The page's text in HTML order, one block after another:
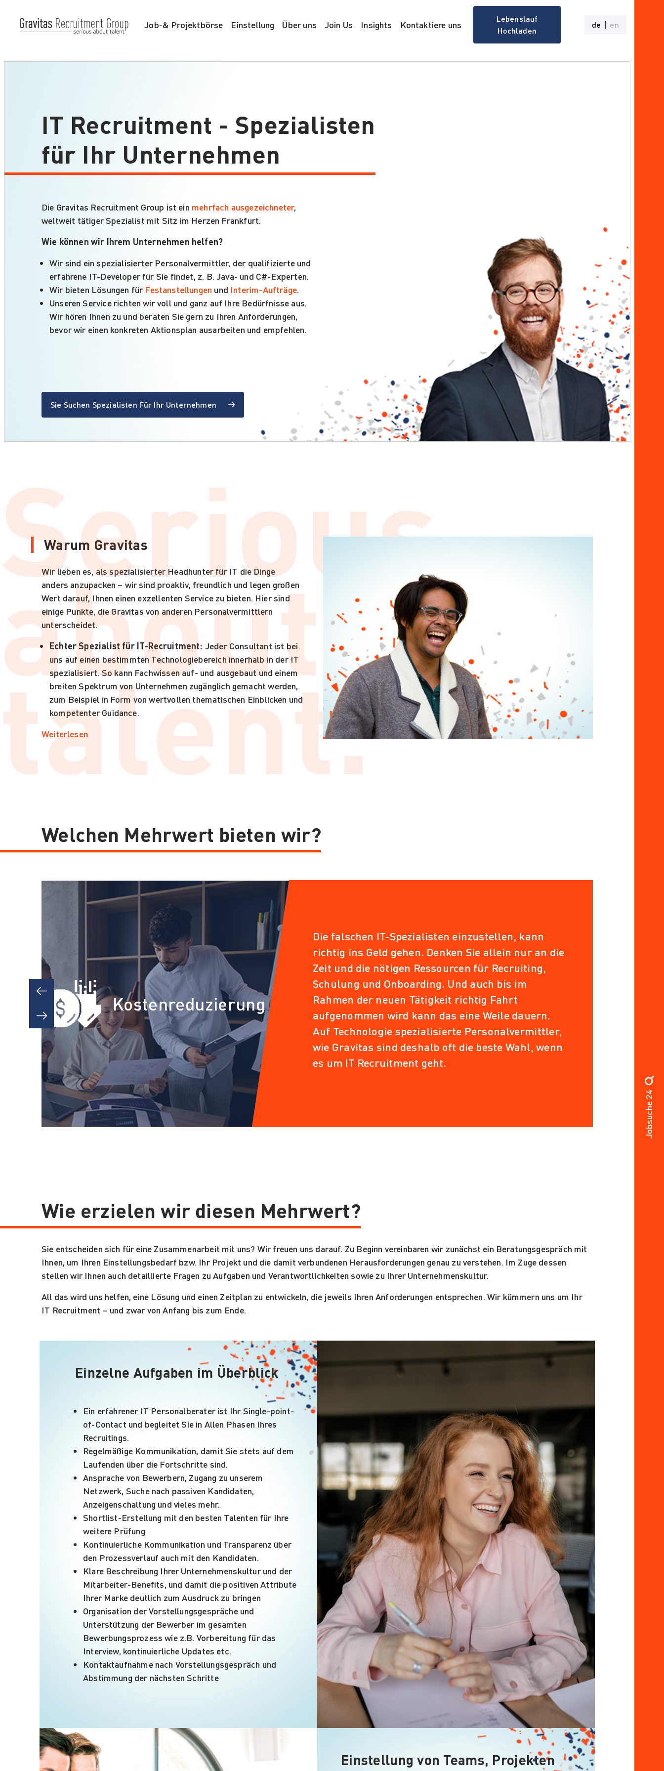
Job-& Projektbörse Einstellung Über uns Join Us Insights Kontaktiere uns
Lebenslauf
Hochladen
de en
IT Recruitment - Spezialisten
für Ihr Unternehmen
Die Gravitas Recruitment Group ist ein mehrfach ausgezeichneter,
weltweit tätiger Spezialist mit Sitz im Herzen Frankfurt.
Wie können wir Ihrem Unternehmen helfen?
Wir sind ein spezialisierter Personalvermittler, der qualifizierte und
erfahrene IT-Developer für Sie findet, z. B. Java- und C#-Experten.
Wir bieten Lösungen für Festanstellungen und Interim-Aufträge.
Unseren Service richten wir voll und ganz auf Ihre Bedürfnisse aus.
Wir hören Ihnen zu und beraten Sie gern zu Ihren Anforderungen,
bevor wir einen konkreten Aktionsplan ausarbeiten und empfehlen.
Sie Suchen Spezialisten Für Ihr Unternehmen
Serious
about
talent.
Warum Gravitas
Wir lieben es, als spezialisierter Headhunter für IT die Dinge
anders anzupacken – wir sind proaktiv, freundlich und legen großen
Wert darauf, Ihnen einen exzellenten Service zu bieten. Hier sind
einige Punkte, die Gravitas von anderen Personalvermittlern
unterscheidet.
Echter Spezialist für IT-Recruitment: Jeder Consultant ist bei
uns auf einen bestimmten Technologiebereich innerhalb in der IT
spezialisiert. So kann Fachwissen auf- und ausgebaut und einem
breiten Spektrum von Unternehmen zugänglich gemacht werden,
zum Beispiel in Form von wertvollen thematischen Einblicken und
kompetenter Guidance.
Weiterlesen
Welchen Mehrwert bieten wir?
Kostenreduzierung
Die falschen IT-Spezialisten einzustellen, kann
richtig ins Geld gehen. Denken Sie allein nur an die
Zeit und die nötigen Ressourcen für Recruiting,
Schulung und Onboarding. Und auch bis im
Rahmen der neuen Tätigkeit richtig Fahrt
aufgenommen wird kann das eine Weile dauern.
Auf Technologie spezialisierte Personalvermittler,
wie Gravitas sind deshalb oft die beste Wahl, wenn
es um IT Recruitment geht.
Previous
Next
Wie erzielen wir diesen Mehrwert?
Sie entscheiden sich für eine Zusammenarbeit mit uns? Wir freuen uns darauf. Zu Beginn vereinbaren wir zunächst ein Beratungsgespräch mit
Ihnen, um Ihren Einstellungsbedarf bzw. Ihr Projekt und die damit verbundenen Herausforderungen genau zu verstehen. Im Zuge dessen
stellen wir Ihnen auch detaillierte Fragen zu Aufgaben und Verantwortlichkeiten sowie zu Ihrer Unternehmenskultur.
All das wird uns helfen, eine Lösung und einen Zeitplan zu entwickeln, die jeweils Ihren Anforderungen entsprechen. Wir kümmern uns um Ihr
IT Recruitment – und zwar von Anfang bis zum Ende.
Einzelne Aufgaben im Überblick
Ein erfahrener IT Personalberater ist Ihr Single-point-
of-Contact und begleitet Sie in Allen Phasen Ihres
Recruitings.
Regelmäßige Kommunikation, damit Sie stets auf dem
Laufenden über die Fortschritte sind.
Ansprache von Bewerbern, Zugang zu unserem
Netzwerk, Suche nach passiven Kandidaten,
Anzeigenschaltung und vieles mehr.
Shortlist-Erstellung mit den besten Talenten für Ihre
weitere Prüfung
Kontinuierliche Kommunikation und Transparenz über
den Prozessverlauf auch mit den Kandidaten.
Klare Beschreibung Ihrer Unternehmenskultur und der
Mitarbeiter-Benefits, und damit die positiven Attribute
Ihrer Marke deutlich zum Ausdruck zu bringen
Organisation der Vorstellungsgespräche und
Unterstützung der Bewerber im gesamten
Bewerbungsprozess wie z.B. Vorbereitung für das
Interview, kontinuierliche Updates etc.
Kontaktaufnahme nach Vorstellungsgespräch und
Abstimmung der nächsten Schritte
Einstellung von Teams, Projekten
Jobsuche 24